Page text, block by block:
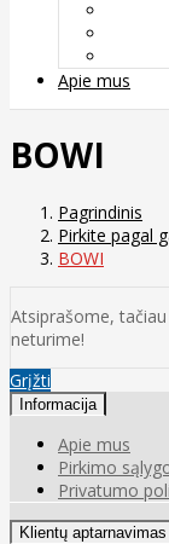
Apie mus
BOWI
Pagrindinis
Pirkite pagal
BOWI
Atsiprašome,
neturime!
Grįžti
Informacija
Apie mus
Pirkimo
Privatumo
Klientų aptarnavimas